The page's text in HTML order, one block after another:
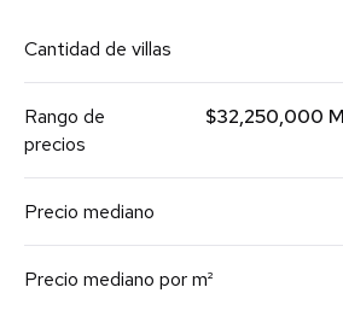
Cantidad de villas
Rango de
precios
$32,250,000
Precio mediano
Precio mediano por m²